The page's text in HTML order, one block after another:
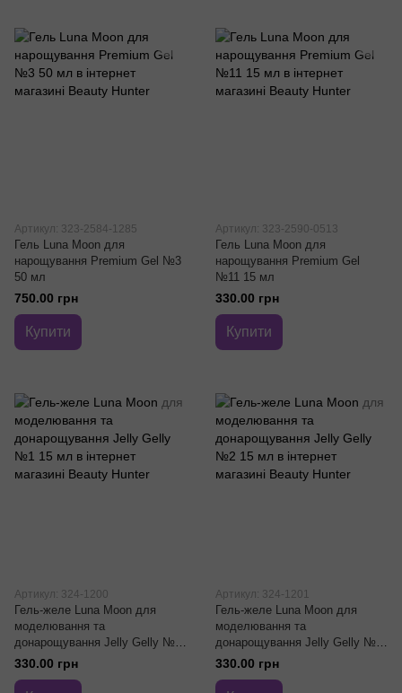
Артикул: 323-2584-1285
Гель Luna Moon для
нарощування Premium Gel №3
50 мл
750.00 грн
Купити
Артикул: 323-2590-0513
Гель Luna Moon для
нарощування Premium Gel
№11 15 мл
330.00 грн
Купити
Артикул: 324-1200
Гель-желе Luna Moon для
моделювання та
донарощування Jelly Gelly №1
15 мл
330.00 грн
Артикул: 324-1201
Гель-желе Luna Moon для
моделювання та
донарощування Jelly Gelly №2
15 мл
330.00 грн